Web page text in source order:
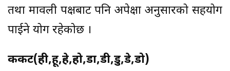
तथा मावली पक्षबाट पनि अपेक्षा अनुसारको सहयोग
पाईने योग रहेकोछ ।
कर्कट(ही,हू,हे,हो,डा,डी,डु,डे,डो)